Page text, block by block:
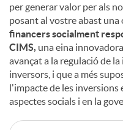
per generar valor per als
posant al vostre abast una
financers socialment
CIMS, una eina
avançat a la regulació de
inversors, i que a més
l'impacte de les inversions
aspectes socials i en la